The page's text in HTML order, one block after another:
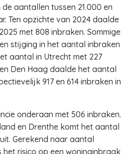
de aantallen tussen 21.000 en
Ten opzichte van 2024 daalde
met 808 inbraken. Sommige
stijging in het aantal inbraken
aantal in Utrecht met 227
Den Haag daalde het aantal
917 en 614 inbraken in
onderaan met 506 inbraken.
en Drenthe komt het aantal
Gerekend naar aantal
het risico op een woninginbraak